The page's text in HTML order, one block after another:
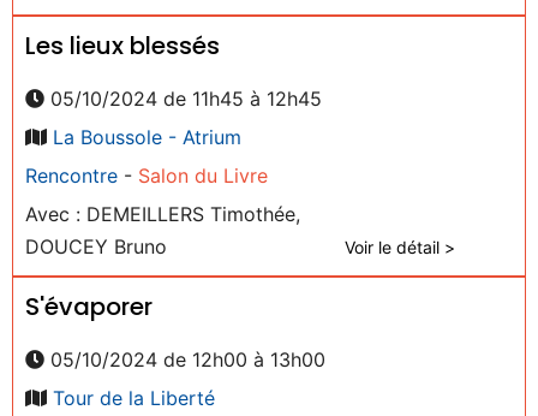
Les lieux blessés
05/10/2024 de 11h45 à 12h45
La Boussole - Atrium
Rencontre - Salon du Livre
Avec : DEMEILLERS Timothée,
DOUCEY Bruno
Voir le détail >
S'évaporer
05/10/2024 de 12h00 à 13h00
Tour de la Liberté